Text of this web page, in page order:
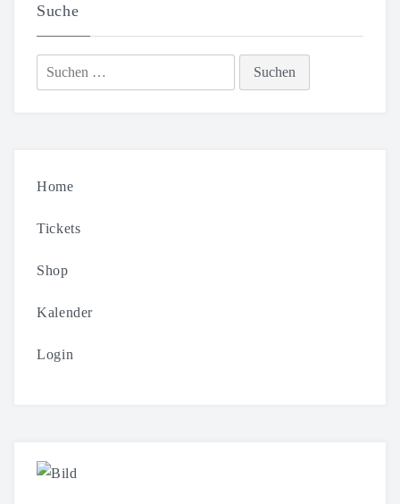
Suche
Suchen
nach:
Home
Tickets
Shop
Kalender
Login